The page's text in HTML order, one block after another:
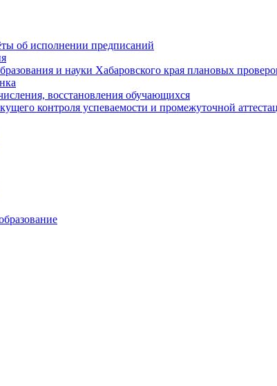
об исполнении предписаний
и науки Хабаровского края плановых
восстановления обучающихся
контроля успеваемости и промежуточной